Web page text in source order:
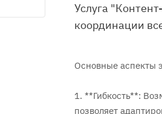
Услуга
координации
Основные аспекты
1. **Гибкость**:
позволяет